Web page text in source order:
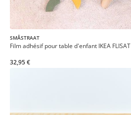
SMÅSTRAAT
Film adhésif pour table d'enfant IKEA FLISAT
32,95 €